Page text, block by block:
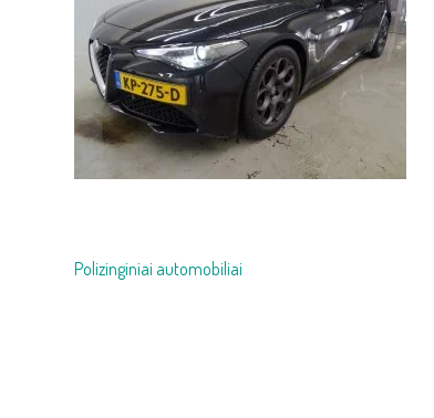
Navigacija
Polizinginiai automobiliai